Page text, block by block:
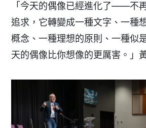
「今天的偶像已經進化了——不
追求，它轉變成一種文字、一種
概念、一種理想的原則、一種似
天的偶像比你想像的更厲害。」